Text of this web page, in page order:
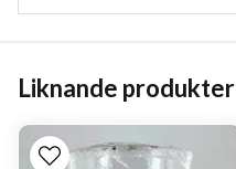
Style
Media Type
Liknande produkter